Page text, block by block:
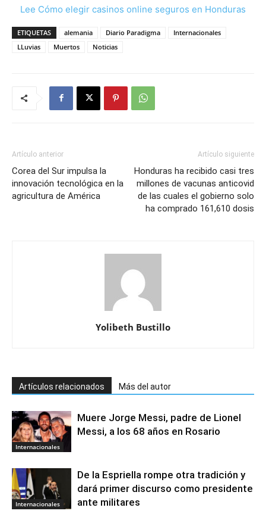
Lee Cómo elegir casinos online seguros en Honduras
ETIQUETAS alemania Diario Paradigma
Internacionales
LLuvias
Muertos Noticias
Artículo anterior
Corea del Sur impulsa la
innovación tecnológica en la
agricultura de América
Artículo siguiente
Honduras ha recibido casi tres
millones de vacunas anticovid
de las cuales el gobierno solo
ha comprado 161,610 dosis
Yolibeth Bustillo
Artículos relacionados Más del autor
Internacionales
Muere Jorge Messi, padre de Lionel
Messi, a los 68 años en Rosario
Internacionales
De la Espriella rompe otra tradición y
dará primer discurso como presidente
ante militares